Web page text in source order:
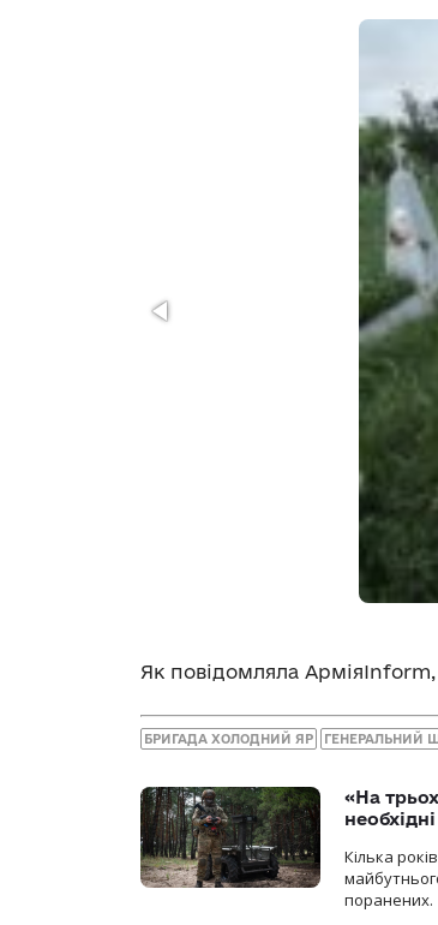
Як повідомляла АрміяInform,
БРИГАДА ХОЛОДНИЙ ЯР ГЕНЕРАЛЬНИЙ
«На
Кілька
поранених.